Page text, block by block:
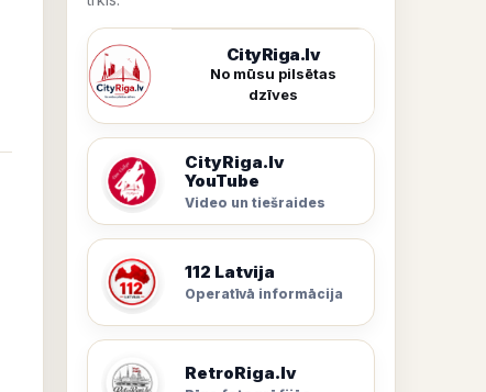
CityRiga.lv
No mūsu pilsētas
dzīves
CityRiga.lv
YouTube
Video un tiešraides
112 Latvija
Operatīvā informācija
RetroRiga.lv